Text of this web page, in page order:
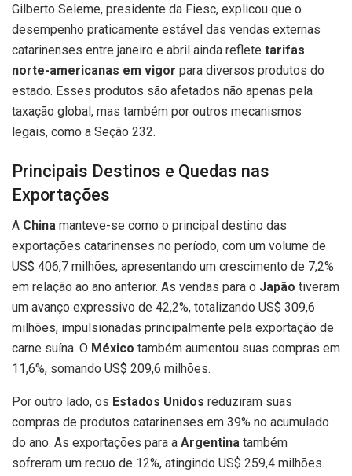
Gilberto Seleme, presidente da Fiesc, explicou que o
desempenho praticamente estável das vendas externas
catarinenses entre janeiro e abril ainda reflete tarifas
norte-americanas em vigor para diversos produtos do
estado. Esses produtos são afetados não apenas pela
taxação global, mas também por outros mecanismos
legais, como a Seção 232.
Principais Destinos e Quedas nas
Exportações
A China manteve-se como o principal destino das
exportações catarinenses no período, com um volume de
US$ 406,7 milhões, apresentando um crescimento de 7,2%
em relação ao ano anterior. As vendas para o Japão tiveram
um avanço expressivo de 42,2%, totalizando US$ 309,6
milhões, impulsionadas principalmente pela exportação de
carne suína. O México também aumentou suas compras em
11,6%, somando US$ 209,6 milhões.
Por outro lado, os Estados Unidos reduziram suas
compras de produtos catarinenses em 39% no acumulado
do ano. As exportações para a Argentina também
sofreram um recuo de 12%, atingindo US$ 259,4 milhões.